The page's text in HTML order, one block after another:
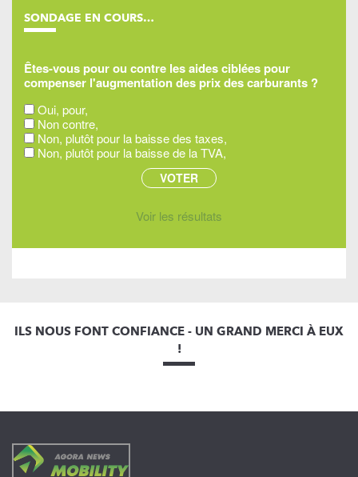
SONDAGE EN COURS…
Êtes-vous pour ou contre les aides ciblées pour
compenser l'augmentation des prix des carburants ?
Oui, pour,
Non contre,
Non, plutôt pour la baisse des taxes,
Non, plutôt pour la baisse de la TVA,
Voir les résultats
ILS NOUS FONT CONFIANCE - UN GRAND MERCI À EUX
!